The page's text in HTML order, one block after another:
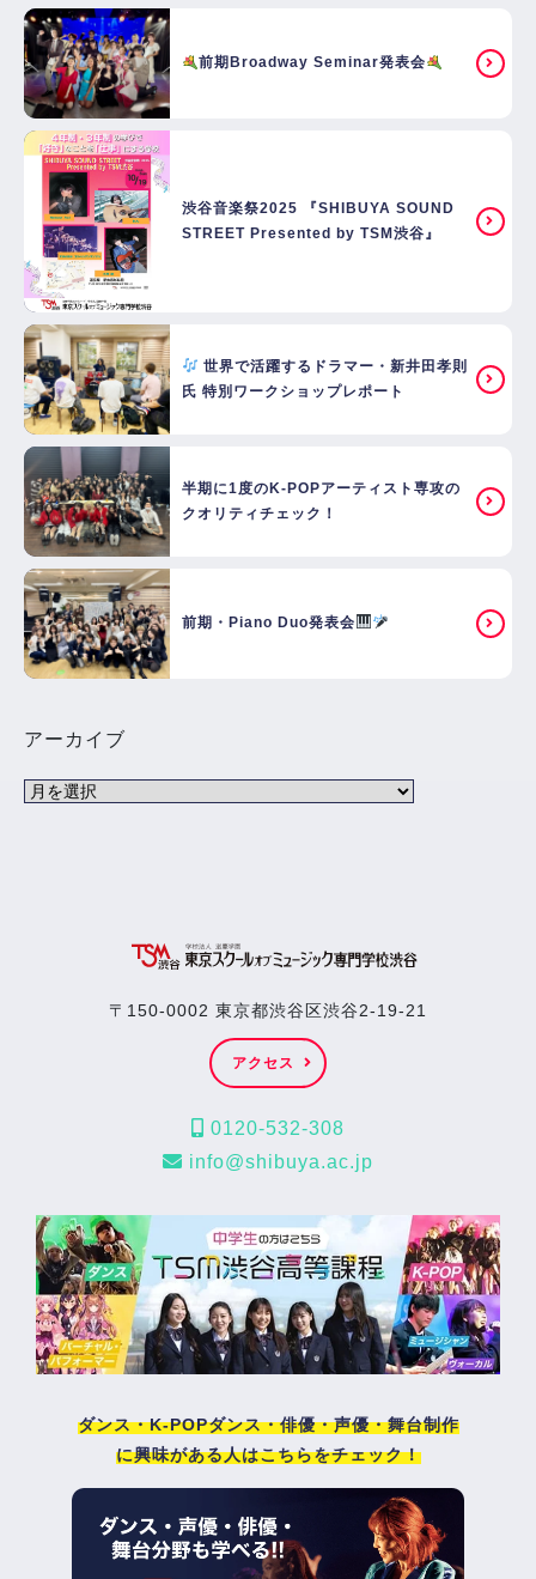
前期Broadway Seminar発表会
渋谷音楽祭2025 『SHIBUYA SOUND
STREET Presented by TSM渋谷』
世界で活躍するドラマー・新井田孝則
氏 特別ワークショップレポート
半期に1度のK-POPアーティスト専攻の
クオリティチェック！
前期・Piano Duo発表会
アーカイブ
〒150-0002 東京都渋谷区渋谷2-19-21
アクセス
0120-532-308
info@shibuya.ac.jp
ダンス・K-POPダンス・俳優・声優・舞台制作
に興味がある人はこちらをチェック！